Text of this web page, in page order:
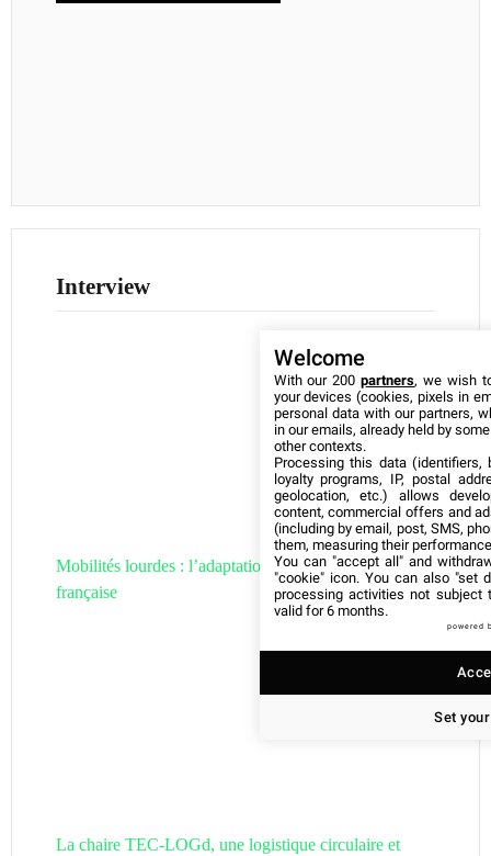
Interview
Mobilités lourdes : l’adaptation de la filière hydrogène
française
La chaire TEC-LOGd, une logistique circulaire et
Welcome
With our 200partners, we wish
your devices (cookies, pixels in
personal data with our partners,
in our emails, already held by
other contexts.
Processing this data (identifiers,
loyalty programs, IP, postal
geolocation, etc.) allows
content, commercial offers and
(including by email, post, SMS,
them, measuring their
You can "accept all" and
"cookie" icon. You can also "set
processing activities not subject
valid for 6 months.
powered
Set